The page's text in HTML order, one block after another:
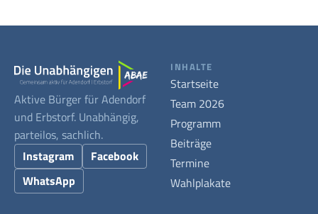
Aktive Bürger für Adendorf
und Erbstorf. Unabhängig,
parteilos, sachlich.
Instagram
Facebook
WhatsApp
INHALTE
Startseite
Team 2026
Programm
Beiträge
Termine
Wahlplakate